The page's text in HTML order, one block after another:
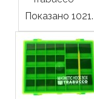
Показано